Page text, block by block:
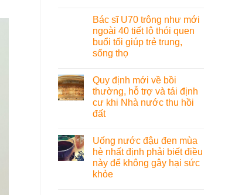
Bác sĩ U70 trông như mới
ngoài 40 tiết lộ thói quen
buổi tối giúp trẻ trung,
sống thọ
Quy định mới về bồi
thường, hỗ trợ và tái định
cư khi Nhà nước thu hồi
đất
Uống nước đậu đen mùa
hè nhất định phải biết điều
này để không gây hại sức
khỏe